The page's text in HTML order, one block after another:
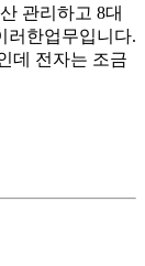
관리하고 8대
러한업무입니다.
데 전자는 조금